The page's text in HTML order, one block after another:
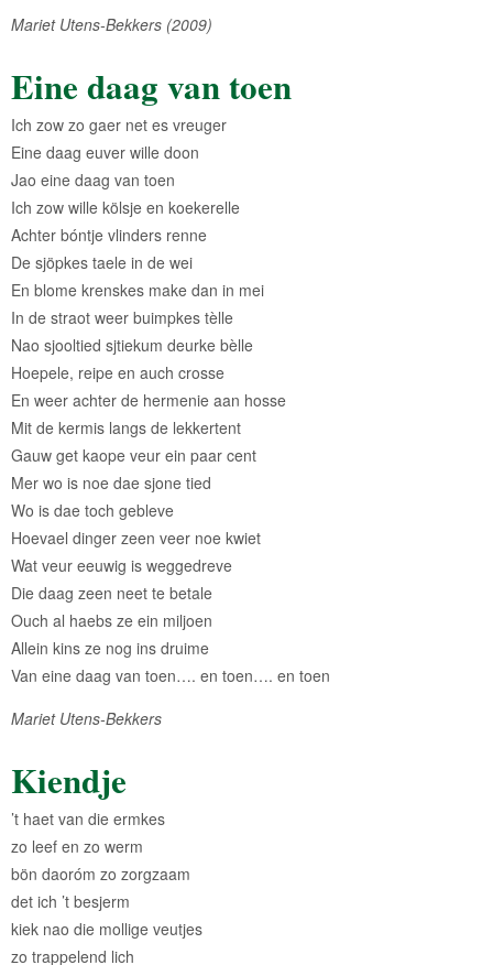
Mariet Utens-Bekkers (2009)
Eine daag van toen
Ich zow zo gaer net es vreuger
Eine daag euver wille doon
Jao eine daag van toen
Ich zow wille kölsje en koekerelle
Achter bóntje vlinders renne
De sjöpkes taele in de wei
En blome krenskes make dan in mei
In de straot weer buimpkes tèlle
Nao sjooltied sjtiekum deurke bèlle
Hoepele, reipe en auch crosse
En weer achter de hermenie aan hosse
Mit de kermis langs de lekkertent
Gauw get kaope veur ein paar cent
Mer wo is noe dae sjone tied
Wo is dae toch gebleve
Hoevael dinger zeen veer noe kwiet
Wat veur eeuwig is weggedreve
Die daag zeen neet te betale
Ouch al haebs ze ein miljoen
Allein kins ze nog ins druime
Van eine daag van toen…. en toen…. en toen
Mariet Utens-Bekkers
Kiendje
’t haet van die ermkes
zo leef en zo werm
bön daoróm zo zorgzaam
det ich ’t besjerm
kiek nao die mollige veutjes
zo trappelend lich